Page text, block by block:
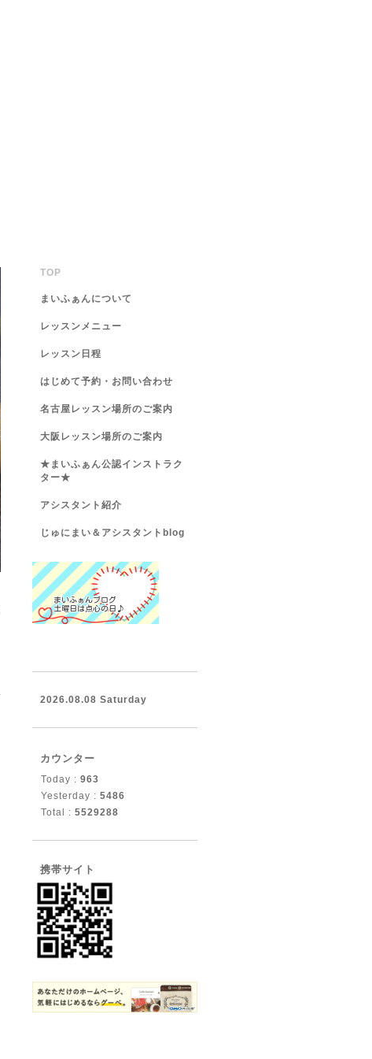
TOP
まいふぁんについて
レッスンメニュー
レッスン日程
はじめて予約・お問い合わせ
名古屋レッスン場所のご案内
大阪レッスン場所のご案内
★まいふぁん公認インストラク
ター★
アシスタント紹介
じゅにまい＆アシスタントblog
2026.08.08 Saturday
カウンター
Today : 963
Yesterday : 5486
Total : 5529288
携帯サイト